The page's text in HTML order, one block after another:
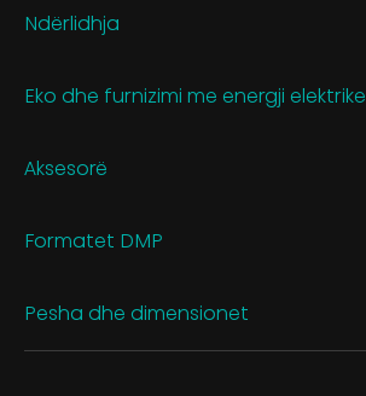
Ndërlidhja
Eko dhe furnizimi me energji elektrike
Aksesorë
Formatet DMP
Pesha dhe dimensionet